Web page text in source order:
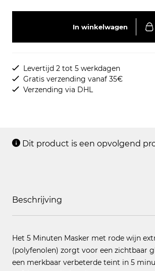
In winkelwagen
Levertijd 2 tot 5 werkdagen
Gratis verzending vanaf 35€
Verzending via DHL
Dit product is een opvolgend
Beschrijving
Het 5 Minuten Masker met rode wijn
(polyfenolen) zorgt voor een zichtbaar
een merkbaar verbeterde teint in 5